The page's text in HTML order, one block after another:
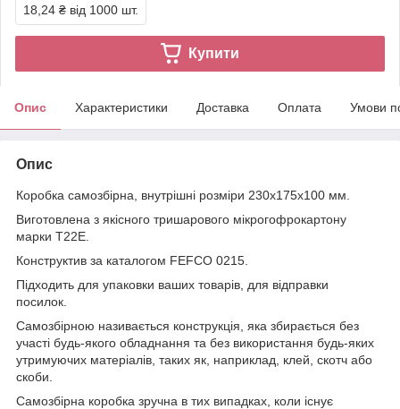
18,24 ₴ від 1000 шт.
Купити
Опис Характеристики Доставка Оплата Умови
Опис
Коробка самозбірна, внутрішні розміри 230х175х100 мм.
Виготовлена ​​з якісного тришарового мікрогофрокартону
марки Т22Е.
Конструктив за каталогом FEFCO 0215.
Підходить для упаковки ваших товарів, для відправки
посилок.
Самозбірною називається конструкція, яка збирається без
участі будь-якого обладнання та без використання будь-яких
утримуючих матеріалів, таких як, наприклад, клей, скотч або
скоби.
Самозбірна коробка зручна в тих випадках, коли існує